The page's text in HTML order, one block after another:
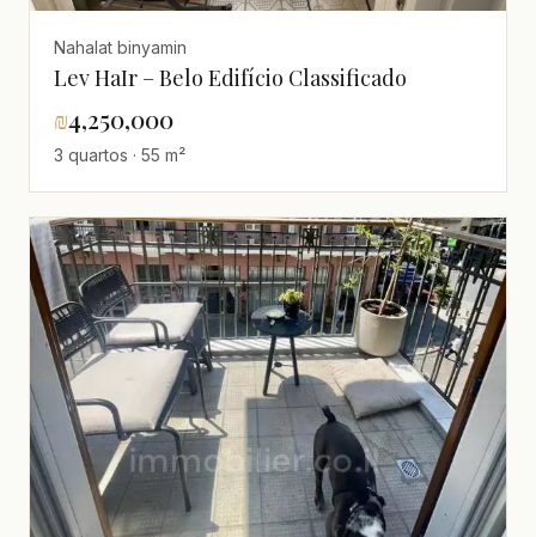
Nahalat binyamin
Lev HaIr – Belo Edifício Classificado
₪4,250,000
3 quartos · 55 m²